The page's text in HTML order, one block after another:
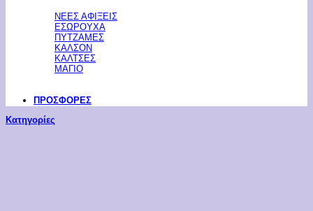
ΝΕΕΣ ΑΦΙΞΕΙΣ
ΕΣΩΡΟΥΧΑ
ΠΥΤΖΑΜΕΣ
ΚΑΛΣΟΝ
ΚΑΛΤΣΕΣ
ΜΑΓΙΟ
ΠΡΟΣΦΟΡΕΣ
Κατηγορίες